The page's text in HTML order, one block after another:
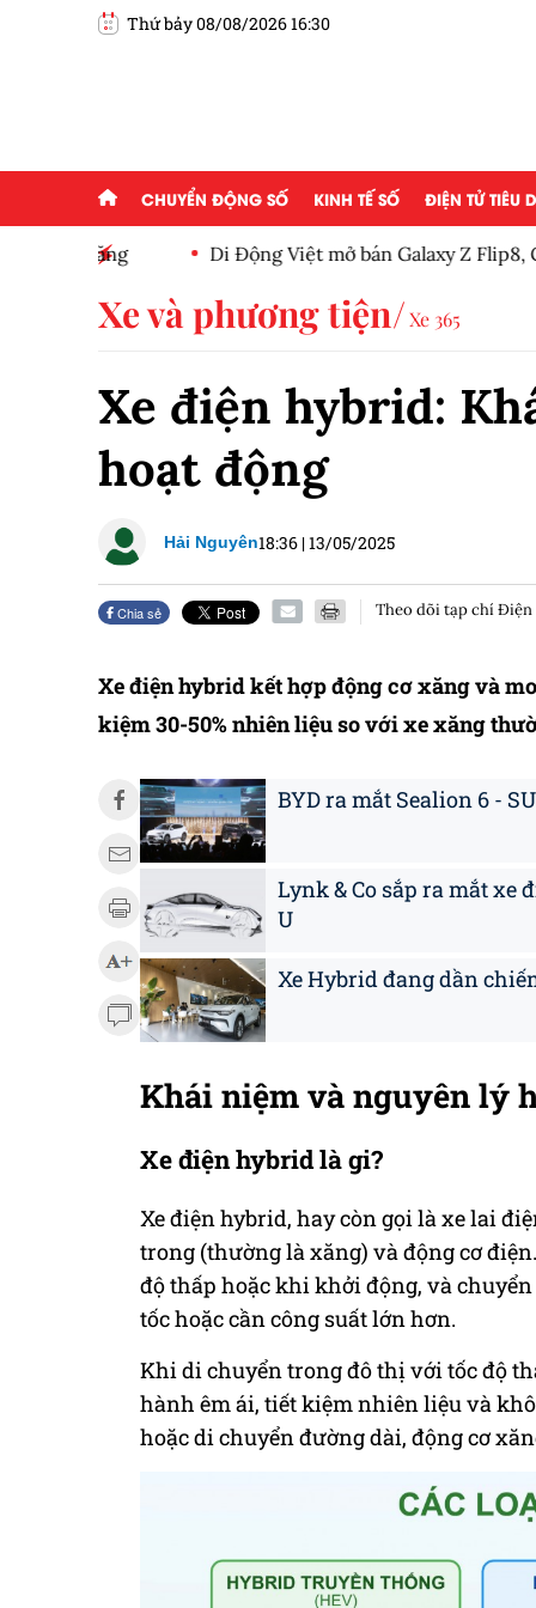
Thứ bảy 08/08/2026 16:30
CHUYỂN ĐỘNG SỐ KINH TẾ SỐ ĐIỆN TỬ TIÊU
Di Động Việt mở bán Galaxy Z Flip8, Galaxy Z
Xe và phương tiện Xe 365
Xe điện hybrid:
hoạt động
Hải Nguyên18:36 |13/05/2025
Chia sẻ Theo dõi tạp chí
Xe điện hybrid kết hợp động cơ xăng và
kiệm 30-50% nhiên liệu so với xe xăng
BYD ra mắt Sealion 6 -
Lynk & Co sắp ra mắt xe
U
Xe Hybrid đang dần
Khái niệm và nguyên lý
Xe điện hybrid là gi?
Xe điện hybrid, hay còn gọi là xe lai
trong (thường là xăng) và động cơ
độ thấp hoặc khi khởi động, và
tốc hoặc cần công suất lớn hơn.
Khi di chuyển trong đô thị với tốc độ
hành êm ái, tiết kiệm nhiên liệu và
hoặc di chuyển đường dài, động cơ